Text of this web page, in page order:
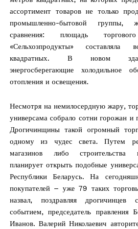
ассортимент товаров не только
промышленно-бытовой
сравнения: площадь
«Сельхозпродукты»
квадратных. В новом
энергосберегающие холодильное
отопления и освещения.
Несмотря на немилосердную жару,
универсама собрало сотни горожан и
Дрогичинщины такой огромный
одному из чудес света. Путем
магазинов либо строительства
планирует открыть подобные
Республики Беларусь. На
покупателей – уже 79 таких
назвал, поздравляя
событием, председатель правления
Иванов. Валерий Николаевич